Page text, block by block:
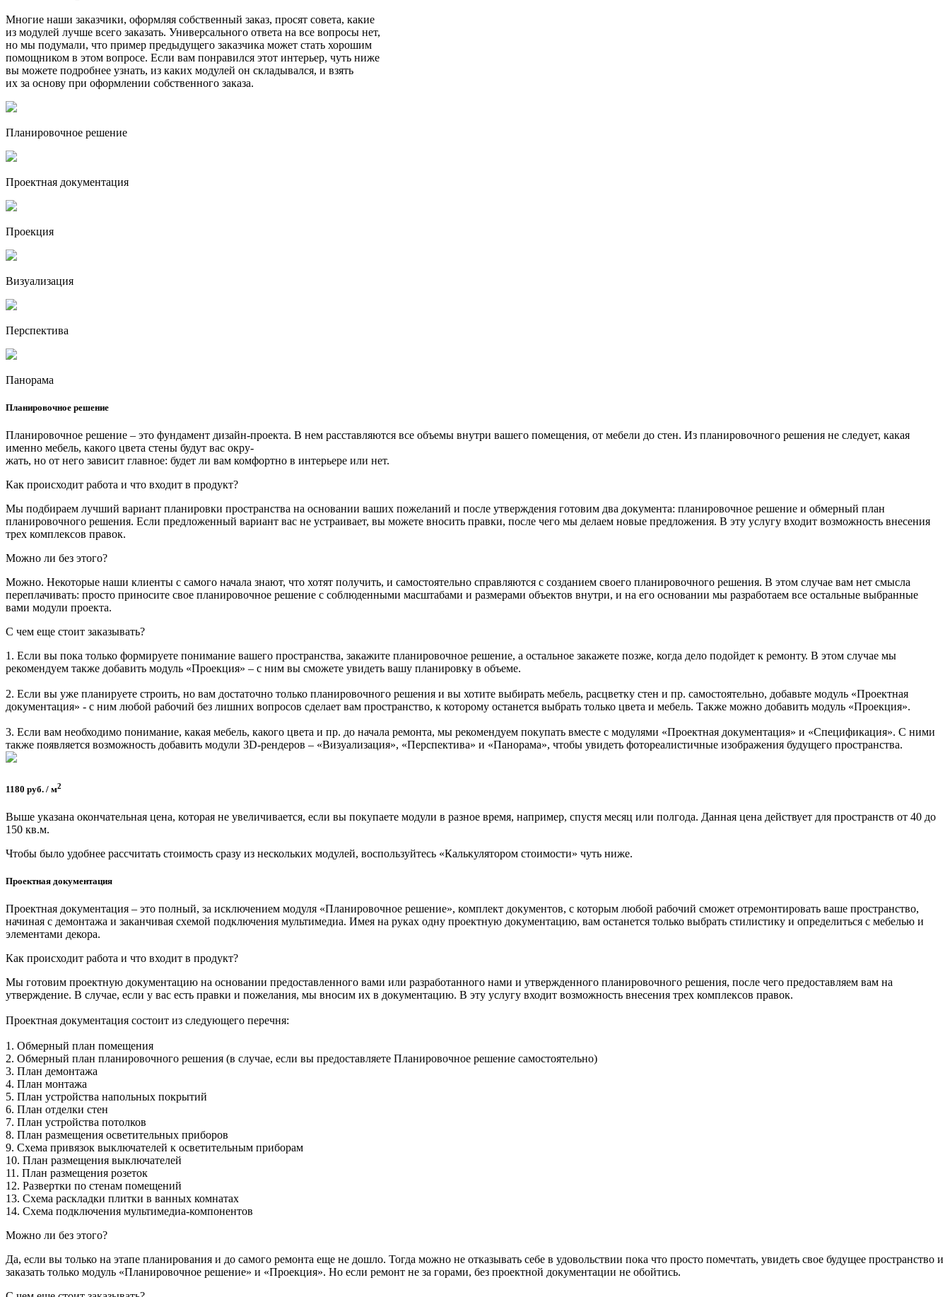
Многие наши заказчики, оформляя соб­ственный заказ, просят совета, какие
из модулей лучше всего заказать. Универсального ответа на все вопросы нет,
но мы подумали, что пример предыдущего заказчика может стать хорошим
помощником в этом вопросе. Если вам понравился этот интерьер, чуть ниже
вы можете подробнее узнать, из каких модулей он складывался, и взять
их за основу при оформлении собственного заказа.
Плани­ровочное решение
Проект­ная докумен­тация
Проекция
Визу­али­зация
Перспек­тива
Панорама
Плани­ровочное решение
Планировочное решение – это фундамент дизайн-проекта. В нем расставляются все объемы внутри вашего помещения, от мебели до стен. Из планировочного решения не следует, какая
именно мебель, какого цвета стены будут вас окру-
жать, но от него зависит главное: будет ли вам комфортно в интерьере или нет.
Как происходит работа и что входит в продукт?
Мы подбираем лучший вариант планировки пространства на основании ваших пожеланий и после утверждения готовим два документа: планировочное решение и обмерный план
планировочного решения. Если предложенный вариант вас не устраивает, вы можете вносить правки, после чего мы делаем новые предложения. В эту услугу входит возможность внесения
трех комплексов правок.
Можно ли без этого?
Можно. Некоторые наши клиенты с самого начала знают, что хотят получить, и самостоятельно справляются с созданием своего планировочного решения. В этом случае вам нет смысла
переплачивать: просто приносите свое планировочное решение с соблюденными масштабами и размерами объектов внутри, и на его основании мы разработаем все остальные выбранные
вами модули проекта.
С чем еще стоит заказывать?
1. Если вы пока только формируете понимание вашего пространства, закажите планировочное решение, а остальное закажете позже, когда дело подойдет к ремонту. В этом случае мы
рекомендуем также добавить модуль «Проекция» – с ним вы сможете увидеть вашу планировку в объеме.
2. Если вы уже планируете строить, но вам достаточно только планировочного решения и вы хотите выбирать мебель, расцветку стен и пр. самостоятельно, добавьте модуль «Проектная
документация» - с ним любой рабочий без лишних вопросов сделает вам пространство, к которому останется выбрать только цвета и мебель. Также можно добавить модуль «Проекция».
3. Если вам необходимо понимание, какая мебель, какого цвета и пр. до начала ремонта, мы рекомендуем покупать вместе с модулями «Проектная документация» и «Спецификация». С ними
также появляется возможность добавить модули 3D-рендеров – «Визуализация», «Перспектива» и «Панорама», чтобы увидеть фотореалистичные изображения будущего пространства.
1180 руб. / м2
Выше указана окончательная цена, которая не увеличивается, если вы покупаете модули в разное время, например, спустя месяц или полгода. Данная цена действует для пространств от 40 до
150 кв.м.
Чтобы было удобнее рассчитать стоимость сразу из нескольких модулей, воспользуйтесь «Калькулятором стоимости» чуть ниже.
Проект­ная докумен­тация
Проектная документация – это полный, за исключением модуля «Планировочное решение», комплект документов, с которым любой рабочий сможет отремонтировать ваше пространство,
начиная с демонтажа и заканчивая схемой подключения мультимедиа. Имея на руках одну проектную документацию, вам останется только выбрать стилистику и определиться с мебелью и
элементами декора.
Как происходит работа и что входит в продукт?
Мы готовим проектную документацию на основании предоставленного вами или разработанного нами и утвержденного планировочного решения, после чего предоставляем вам на
утверждение. В случае, если у вас есть правки и пожелания, мы вносим их в документацию. В эту услугу входит возможность внесения трех комплексов правок.
Проектная документация состоит из следующего перечня:
1. Обмерный план помещения
2. Обмерный план планировочного решения (в случае, если вы предоставляете Планировочное решение самостоятельно)
3. План демонтажа
4. План монтажа
5. План устройства напольных покрытий
6. План отделки стен
7. План устройства потолков
8. План размещения осветительных приборов
9. Схема привязок выключателей к осветительным приборам
10. План размещения выключателей
11. План размещения розеток
12. Развертки по стенам помещений
13. Схема раскладки плитки в ванных комнатах
14. Схема подключения мультимедиа-компонентов
Можно ли без этого?
Да, если вы только на этапе планирования и до самого ремонта еще не дошло. Тогда можно не отказывать себе в удовольствии пока что просто помечтать, увидеть свое будущее пространство и
заказать только модуль «Планировочное решение» и «Проекция». Но если ремонт не за горами, без проектной документации не обойтись.